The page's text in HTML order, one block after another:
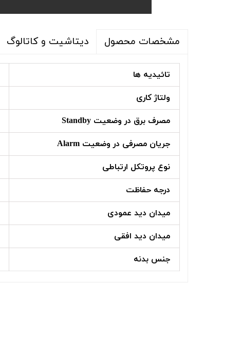
مشخصات محصول دیتاشیت و کاتالوگ
تائیدیه ها
ولتاژ کاری
مصرف برق در وضعیت Standby
جریان مصرفی در وضعیت Alarm
نوع پروتکل ارتباطی
درجه حفاظت
میدان دید عمودی
میدان دید افقی
جنس بدنه